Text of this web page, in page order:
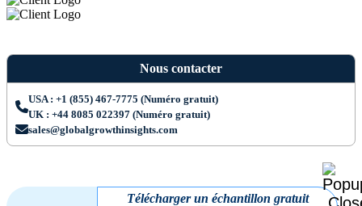
Nous contacter
USA : +1 (855) 467-7775 (Numéro gratuit)
UK : +44 8085 022397 (Numéro gratuit)
sales@globalgrowthinsights.com
Télécharger un échantillon gratuit